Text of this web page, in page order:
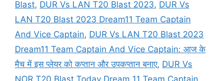
Blast, DUR Vs LAN T20 Blast 2023, DUR Vs
LAN T20 Blast 2023 Dream11 Team Captain
And Vice Captain, DUR Vs LAN T20 Blast 2023
Dream11 Team Captain And Vice Captain: आज के
मैच में इस प्लेयर को कप्तान और उपकप्तान बनाए, DUR Vs
NOR T20 Blast Today Dream 11 Team Captain